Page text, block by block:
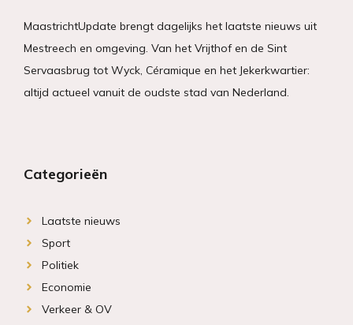
MaastrichtUpdate brengt dagelijks het laatste nieuws uit
Mestreech en omgeving. Van het Vrijthof en de Sint
Servaasbrug tot Wyck, Céramique en het Jekerkwartier:
altijd actueel vanuit de oudste stad van Nederland.
Categorieën
Laatste nieuws
Sport
Politiek
Economie
Verkeer & OV